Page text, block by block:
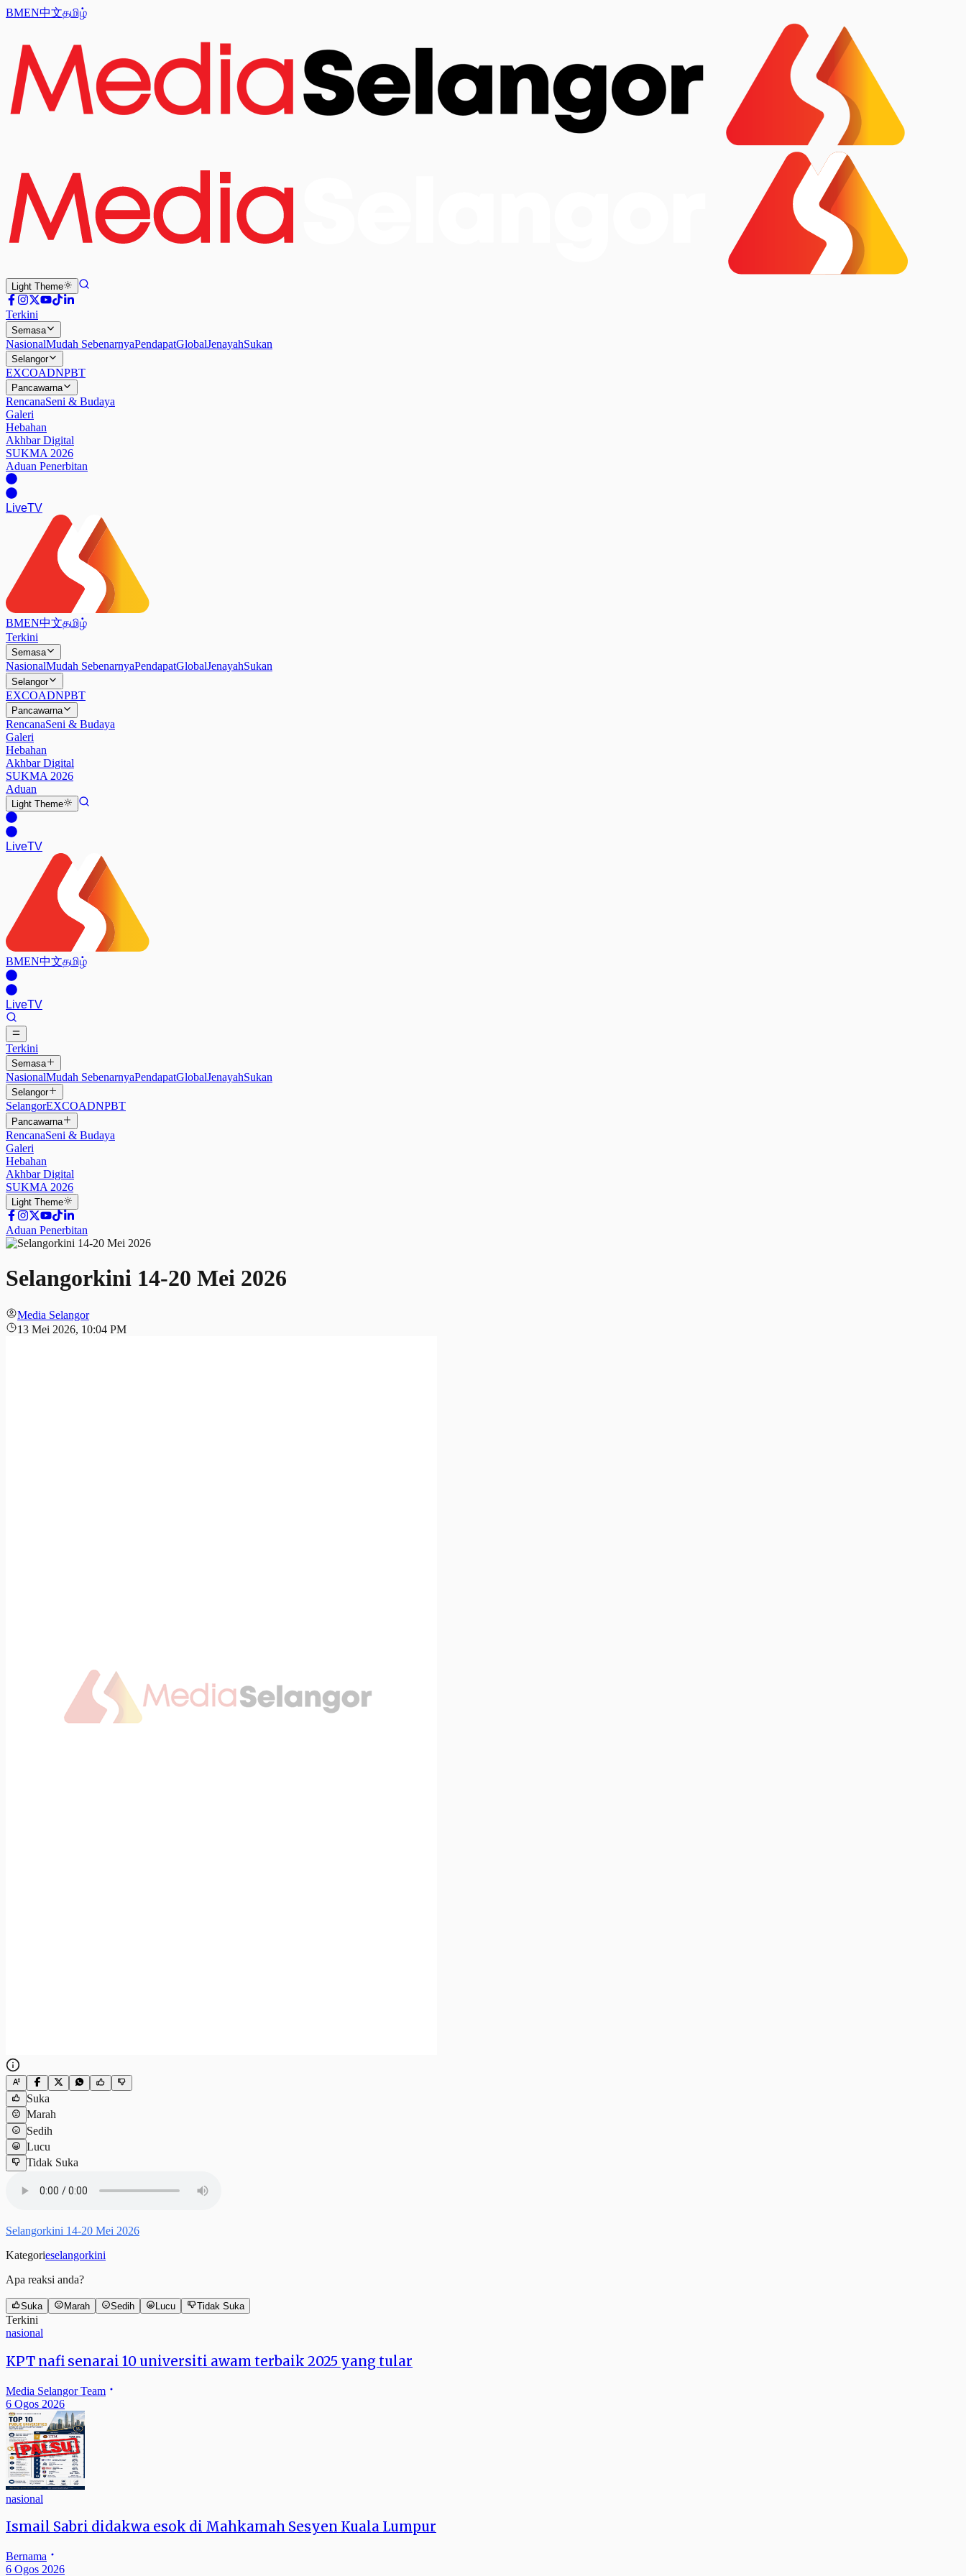
BMEN中文தமிழ்
Light Theme
Terkini
Semasa
NasionalMudah SebenarnyaPendapatGlobalJenayahSukan
Selangor
EXCOADNPBT
Pancawarna
RencanaSeni & Budaya
Galeri
Hebahan
Akhbar Digital
SUKMA 2026
Aduan Penerbitan
LiveTV
BMEN中文தமிழ்
Terkini
Semasa
NasionalMudah SebenarnyaPendapatGlobalJenayahSukan
Selangor
EXCOADNPBT
Pancawarna
RencanaSeni & Budaya
Galeri
Hebahan
Akhbar Digital
SUKMA 2026
Aduan
Light Theme
LiveTV
BMEN中文தமிழ்
LiveTV
Terkini
Semasa
NasionalMudah SebenarnyaPendapatGlobalJenayahSukan
Selangor
SelangorEXCOADNPBT
Pancawarna
RencanaSeni & Budaya
Galeri
Hebahan
Akhbar Digital
SUKMA 2026
Light Theme
Aduan Penerbitan
Selangorkini 14-20 Mei 2026
Media Selangor
13 Mei 2026, 10:04 PM
Suka
Marah
Sedih
Lucu
Tidak Suka
Selangorkini 14-20 Mei 2026
Kategorieselangorkini
Apa reaksi anda?
Suka Marah Sedih Lucu Tidak Suka
Terkini
nasional
KPT nafi senarai 10 universiti awam terbaik 2025 yang tular
Media Selangor Team
6 Ogos 2026
nasional
Ismail Sabri didakwa esok di Mahkamah Sesyen Kuala Lumpur
Bernama
6 Ogos 2026